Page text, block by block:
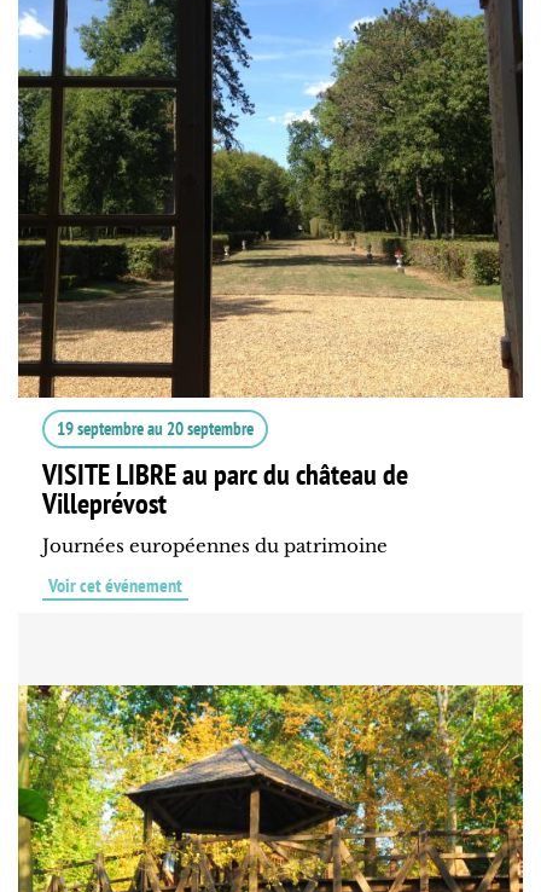
19 septembreau 20 septembre
VISITE LIBRE au parc du château de
Villeprévost
Journées européennes du patrimoine
Voir cet événement